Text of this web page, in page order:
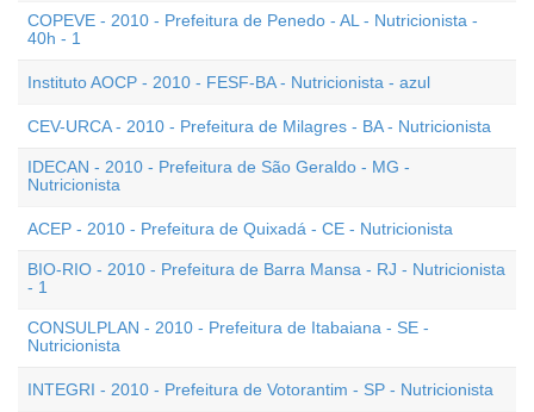
COPEVE - 2010 - Prefeitura de Penedo - AL - Nutricionista -
40h - 1
Instituto AOCP - 2010 - FESF-BA - Nutricionista - azul
CEV-URCA - 2010 - Prefeitura de Milagres - BA - Nutricionista
IDECAN - 2010 - Prefeitura de São Geraldo - MG -
Nutricionista
ACEP - 2010 - Prefeitura de Quixadá - CE - Nutricionista
BIO-RIO - 2010 - Prefeitura de Barra Mansa - RJ - Nutricionista
- 1
CONSULPLAN - 2010 - Prefeitura de Itabaiana - SE -
Nutricionista
INTEGRI - 2010 - Prefeitura de Votorantim - SP - Nutricionista